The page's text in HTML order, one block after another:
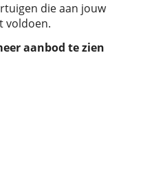
die aan jouw
voldoen.
aanbod te zien